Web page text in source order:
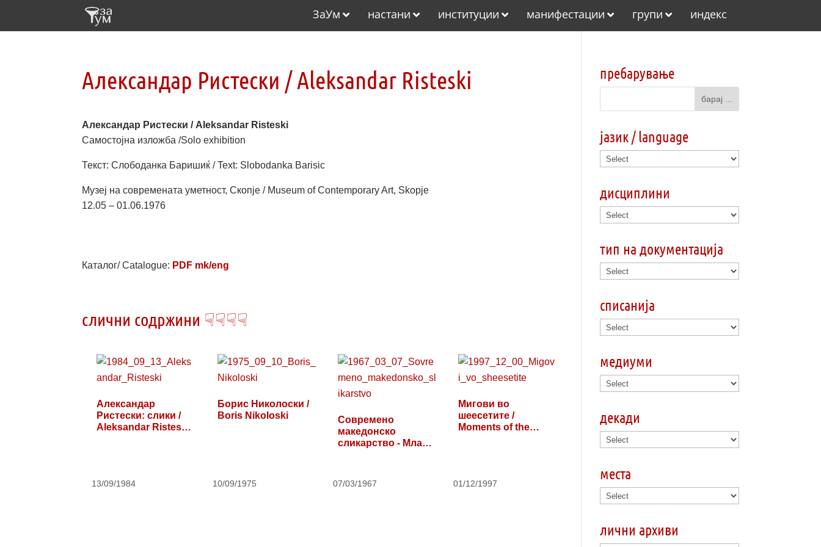
ЗаУм настани институции манифестации групи индекс
Александар Ристески / Aleksandar Risteski
Александар Ристески / Aleksandar Risteski
Самостојна изложба /Solo exhibition
Текст: Слободанка Баришиќ / Text: Slobodanka Barisic
Музеј на современата уметност, Скопје / Museum of Contemporary Art, Skopje
12.05 – 01.06.1976
Каталог/ Catalogue: PDF mk/eng
слични содржини ☟☟☟☟
Александар
Ристески: слики /
Aleksandar Risteski:
13/09/1984
Борис Николоски /
Boris Nikoloski
10/09/1975
Современo
македонско
сликарство - Млада
07/03/1967
Мигови во
шеесетите /
Moments of the
01/12/1997
пребарување
јазик / language
дисциплини
тип на документација
списанија
медиуми
декади
места
лични архиви